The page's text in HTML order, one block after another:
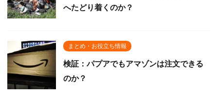
へたどり着くのか？
まとめ・お役立ち情報
検証：パプアでもアマゾンは注文できる
のか？